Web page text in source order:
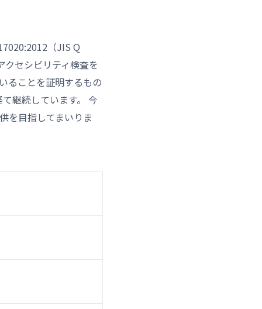
（JIS Q
セシビリティ検査を
ることを証明するもの
継続しています。 今
を目指してまいりま